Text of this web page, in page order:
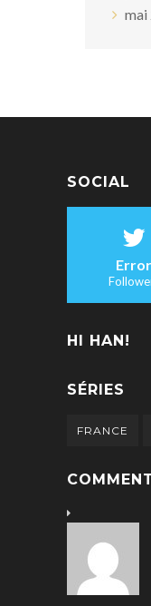
mai
SOCIAL
Error
HI HAN!
SÉRIES
FRANCE